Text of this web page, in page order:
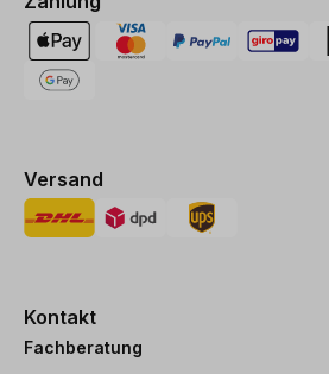
Versand
Kontakt
Fachberatung